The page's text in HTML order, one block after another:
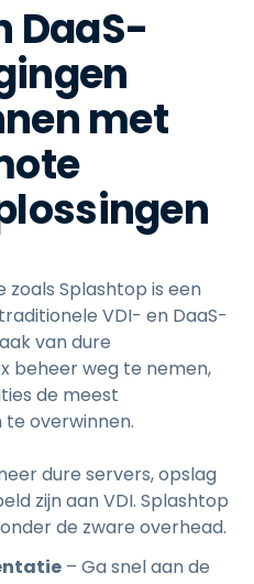
DaaS-
met
Splashtop is een
VDI- en DaaS-
van dure
beheer weg te nemen,
de meest
overwinnen.
dure servers, opslag
zijn aan VDI. Splashtop
de zware overhead.
– Ga snel aan de